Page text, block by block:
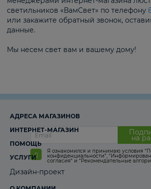
светильников «ВамСвет» по телефону
или закажите обратный звонок,
данные.
Мы несем свет вам и вашему дому!
на
Я ознакомился и принимаю условия
конфиденциальности”,
согласия“ и “Рекомендательные
АДРЕСА МАГАЗИНОВ
ИНТЕРНЕТ-МАГАЗИН
ПОМОЩЬ
УСЛУГИ
Дизайн-проект